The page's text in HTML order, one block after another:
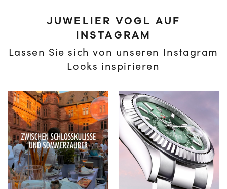
JUWELIER VOGL AUF
INSTAGRAM
Lassen Sie sich von unseren Instagram
Looks inspirieren